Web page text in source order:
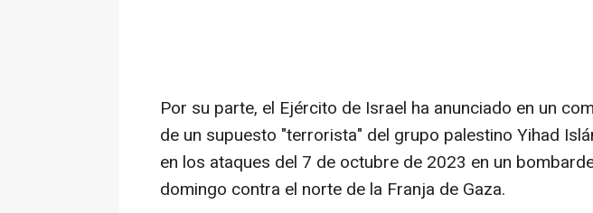
Por su parte, el Ejército de Israel ha anunciado en un
de un supuesto "terrorista" del grupo palestino Yihad
en los ataques del 7 de octubre de 2023 en un
domingo contra el norte de la Franja de Gaza.